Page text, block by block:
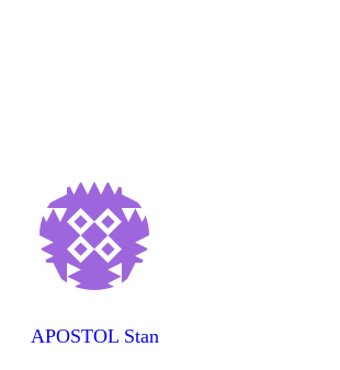
APOSTOL Stan